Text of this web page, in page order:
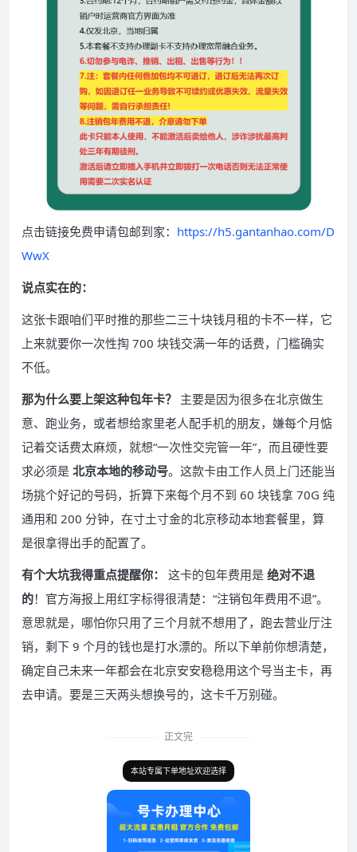
点击链接免费申请包邮到家： https://h5.gantanhao.com/D
WwX
说点实在的：
这张卡跟咱们平时推的那些二三十块钱月租的卡不一样，它
上来就要你一次性掏 700 块钱交满一年的话费，门槛确实
不低。
那为什么要上架这种包年卡？ 主要是因为很多在北京做生
意、跑业务，或者想给家里老人配手机的朋友，嫌每个月惦
记着交话费太麻烦，就想“一次性交完管一年”，而且硬性要
求必须是 北京本地的移动号。这款卡由工作人员上门还能当
场挑个好记的号码，折算下来每个月不到 60 块钱拿 70G 纯
通用和 200 分钟，在寸土寸金的北京移动本地套餐里，算
是很拿得出手的配置了。
有个大坑我得重点提醒你：
这卡的包年费用是 绝对不退
的！官方海报上用红字标得很清楚：“注销包年费用不退”。
意思就是，哪怕你只用了三个月就不想用了，跑去营业厅注
销，剩下 9 个月的钱也是打水漂的。所以下单前你想清楚，
确定自己未来一年都会在北京安安稳稳用这个号当主卡，再
去申请。要是三天两头想换号的，这卡千万别碰。
正文完
本站专属下单地址欢迎选择